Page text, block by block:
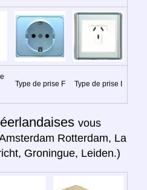
Type de prise F Type de prise I
vous
Rotterdam, La
Groningue, Leiden.)